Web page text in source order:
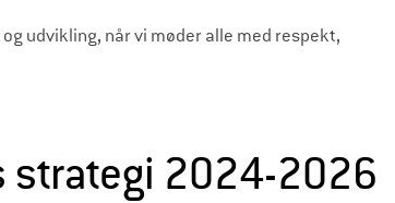
udvikling, når vi møder alle med respekt,
strategi 2024-2026